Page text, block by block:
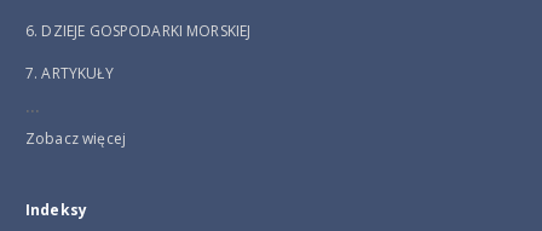
6. DZIEJE GOSPODARKI MORSKIEJ
7. ARTYKUŁY
...
Zobacz więcej
Indeksy